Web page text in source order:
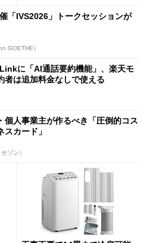
「IVS2026」トークセッションが
GOETHE）
に「AI通話要約機能」、楽天モ
者は追加料金なしで使える
個人事業主が作るべき「圧倒的コス
スカード」
ゾン）